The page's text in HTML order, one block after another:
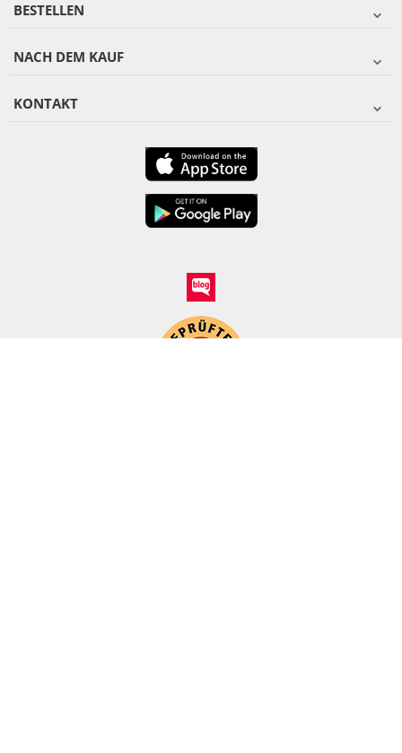
BESTELLEN
NACH DEM KAUF
KONTAKT